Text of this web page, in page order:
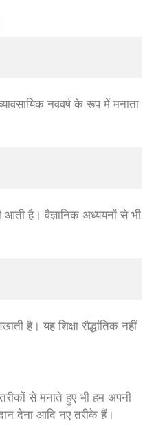
नववर्ष के रूप में मनाता
है। वैज्ञानिक अध्ययनों से भी
है। यह शिक्षा सैद्धांतिक नहीं
से मनाते हुए भी हम अपनी
देना आदि नए तरीके हैं।